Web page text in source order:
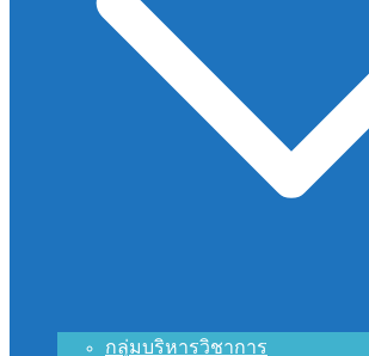
กลุ่มบริหารวิชาการ